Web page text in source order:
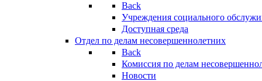
Back
Учреждения социального
Доступная среда
Отдел по делам несовершеннолетних
Back
Комиссия по делам
Новости